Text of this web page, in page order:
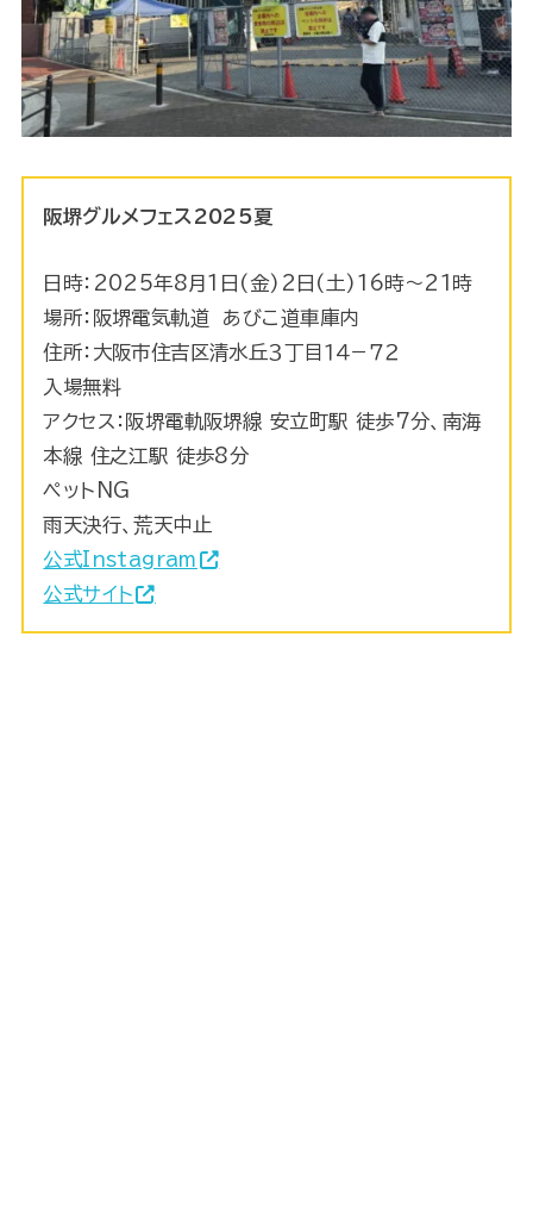
阪堺グルメフェス2025夏
日時：2025年8月1日(金)2日(土)16時～21時
場所：阪堺電気軌道 あびこ道車庫内
住所：大阪市住吉区清水丘３丁目１４−７２
入場無料
アクセス：阪堺電軌阪堺線 安立町駅 徒歩7分、南海
本線 住之江駅 徒歩8分
ペットNG
雨天決行、荒天中止
公式Instagram
公式サイト